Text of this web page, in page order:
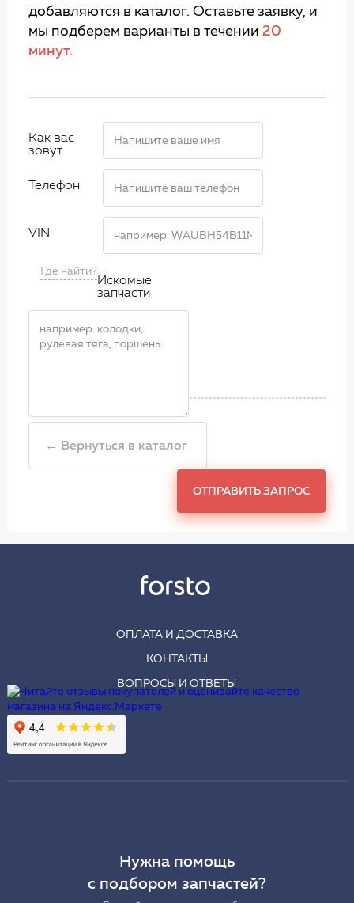
добавляются в каталог. Оставьте заявку, и
мы подберем варианты в течении 20
минут.
Как вас
зовут
Телефон
VIN
Где найти?
Искомые
запчасти
← Вернуться в каталог
ОТПРАВИТЬ ЗАПРОС
ОПЛАТА И ДОСТАВКА
КОНТАКТЫ
ВОПРОСЫ И ОТВЕТЫ
Нужна помощь
с подбором запчастей?